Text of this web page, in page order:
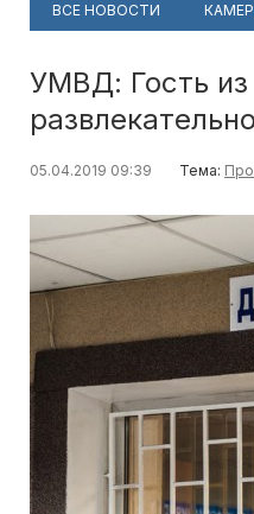
ВСЕ НОВОСТИ
УМВД: Гость
05.04.2019 09:39 Тема: